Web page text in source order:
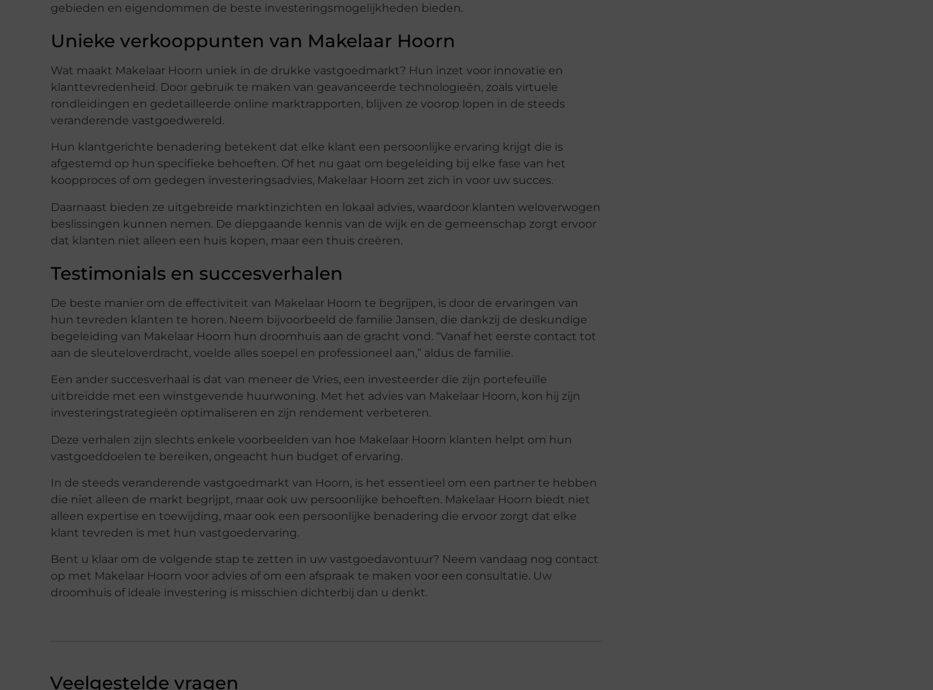
gebieden en eigendommen de beste investeringsmogelijkheden bieden.
Unieke verkooppunten van Makelaar Hoorn
Wat maakt Makelaar Hoorn uniek in de drukke vastgoedmarkt? Hun inzet voor innovatie en
klanttevredenheid. Door gebruik te maken van geavanceerde technologieën, zoals virtuele
rondleidingen en gedetailleerde online marktrapporten, blijven ze voorop lopen in de steeds
veranderende vastgoedwereld.
Hun klantgerichte benadering betekent dat elke klant een persoonlijke ervaring krijgt die is
afgestemd op hun specifieke behoeften. Of het nu gaat om begeleiding bij elke fase van het
koopproces of om gedegen investeringsadvies, Makelaar Hoorn zet zich in voor uw succes.
Daarnaast bieden ze uitgebreide marktinzichten en lokaal advies, waardoor klanten weloverwogen
beslissingen kunnen nemen. De diepgaande kennis van de wijk en de gemeenschap zorgt ervoor
dat klanten niet alleen een huis kopen, maar een thuis creëren.
Testimonials en succesverhalen
De beste manier om de effectiviteit van Makelaar Hoorn te begrijpen, is door de ervaringen van
hun tevreden klanten te horen. Neem bijvoorbeeld de familie Jansen, die dankzij de deskundige
begeleiding van Makelaar Hoorn hun droomhuis aan de gracht vond. “Vanaf het eerste contact tot
aan de sleuteloverdracht, voelde alles soepel en professioneel aan,” aldus de familie.
Een ander succesverhaal is dat van meneer de Vries, een investeerder die zijn portefeuille
uitbreidde met een winstgevende huurwoning. Met het advies van Makelaar Hoorn, kon hij zijn
investeringstrategieën optimaliseren en zijn rendement verbeteren.
Deze verhalen zijn slechts enkele voorbeelden van hoe Makelaar Hoorn klanten helpt om hun
vastgoeddoelen te bereiken, ongeacht hun budget of ervaring.
In de steeds veranderende vastgoedmarkt van Hoorn, is het essentieel om een partner te hebben
die niet alleen de markt begrijpt, maar ook uw persoonlijke behoeften. Makelaar Hoorn biedt niet
alleen expertise en toewijding, maar ook een persoonlijke benadering die ervoor zorgt dat elke
klant tevreden is met hun vastgoedervaring.
Bent u klaar om de volgende stap te zetten in uw vastgoedavontuur? Neem vandaag nog contact
op met Makelaar Hoorn voor advies of om een afspraak te maken voor een consultatie. Uw
droomhuis of ideale investering is misschien dichterbij dan u denkt.
Veelgestelde vragen